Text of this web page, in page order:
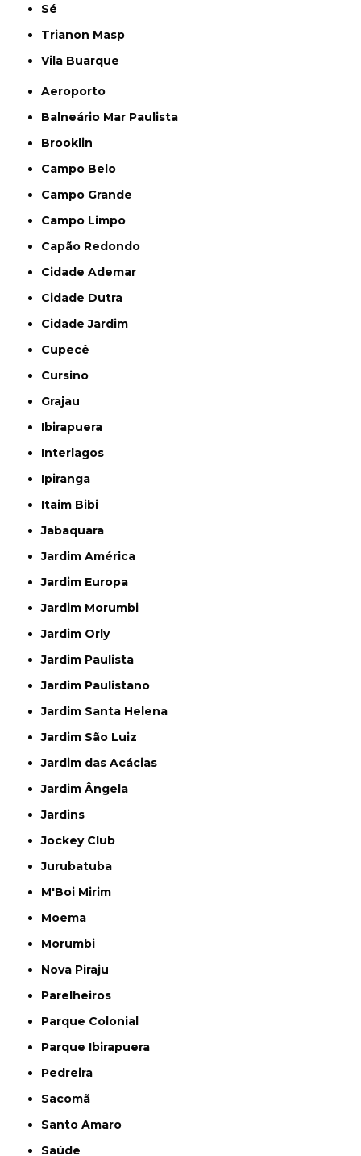
Sé
Trianon Masp
Vila Buarque
Aeroporto
Balneário Mar Paulista
Brooklin
Campo Belo
Campo Grande
Campo Limpo
Capão Redondo
Cidade Ademar
Cidade Dutra
Cidade Jardim
Cupecê
Cursino
Grajau
Ibirapuera
Interlagos
Ipiranga
Itaim Bibi
Jabaquara
Jardim América
Jardim Europa
Jardim Morumbi
Jardim Orly
Jardim Paulista
Jardim Paulistano
Jardim Santa Helena
Jardim São Luiz
Jardim das Acácias
Jardim Ângela
Jardins
Jockey Club
Jurubatuba
M'Boi Mirim
Moema
Morumbi
Nova Piraju
Parelheiros
Parque Colonial
Parque Ibirapuera
Pedreira
Sacomã
Santo Amaro
Saúde